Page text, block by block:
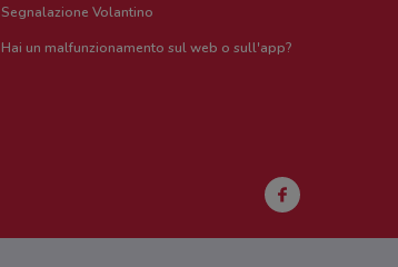
Segnalazione Volantino
Hai un malfunzionamento sul web o sull'app?